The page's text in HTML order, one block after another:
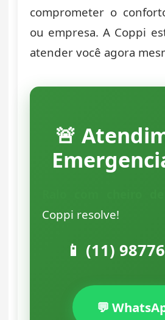
comprometer o
ou empresa. A Coppi
atender você agora
🚨
Coppi resolve!
📱 (11)
💬